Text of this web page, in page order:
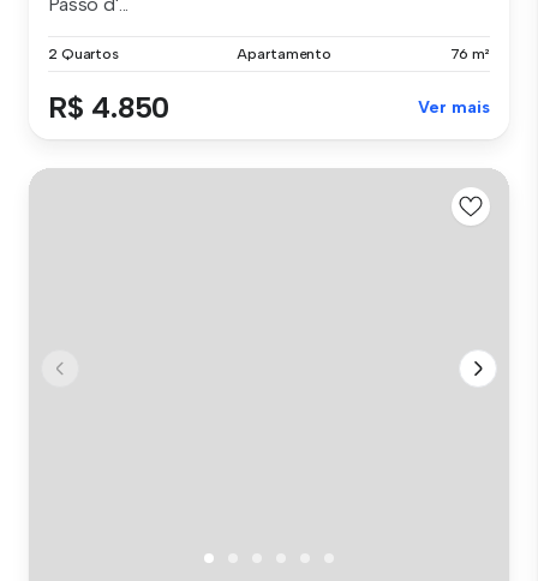
Passo d'...
2 Quartos Apartamento 76 m²
R$ 4.850 Ver mais